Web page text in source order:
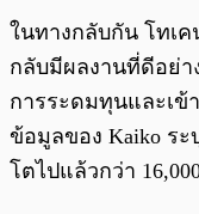
ในทางกลับกัน โทเค
กลับมีผลงานที่ดีอย่า
การระดมทุนและเ
ข้อมูลของ Kaiko ระ
โตไปแล้วกว่า